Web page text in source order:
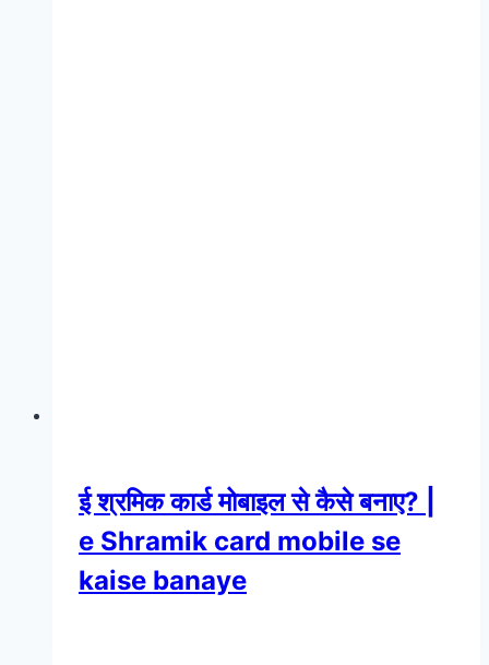
ई श्रमिक कार्ड मोबाइल से कैसे बनाए? |
e Shramik card mobile se
kaise banaye